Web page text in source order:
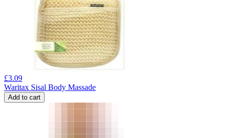
£3.09
Waritax Sisal Body Massade
Add to cart